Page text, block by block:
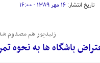
تاریخ انتشار: ۱۶ مهر ۱۳۸۹ - ۱۶:۰۰
زنيدپور هم مصدوم
باشگاه ها به نحوه